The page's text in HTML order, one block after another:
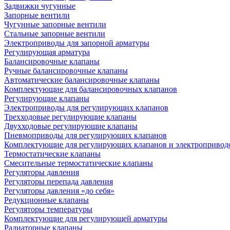
Задвижки чугунные
Запорные вентили
Чугунные запорные вентили
Стальные запорные вентили
Электроприводы для запорной арматуры
Регулирующая арматура
Балансировочные клапаны
Ручные балансировочные клапаны
Автоматические балансировочные клапаны
Комплектующие для балансировочных клапанов
Регулирующие клапаны
Электроприводы для регулирующих клапанов
Трехходовые регулирующие клапаны
Двухходовые регулирующие клапаны
Пневмоприводы для регулирующих клапанов
Комплектующие для регулирующих клапанов и
Термостатические клапаны
Смесительные термостатические клапаны
Регуляторы давления
Регуляторы перепада давления
Регуляторы давления «до себя»
Редукционные клапаны
Регуляторы температуры
Комплектующие для регулирующей арматуры
Радиаторные клапаны